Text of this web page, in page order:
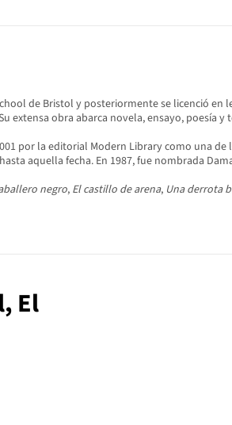
de Bristol y posteriormente se licenció
extensa obra abarca novela, ensayo, poesía y
por la editorial Modern Library como una
aquella fecha. En 1987, fue nombrada
negro, El castillo de arena, Una derrota
El